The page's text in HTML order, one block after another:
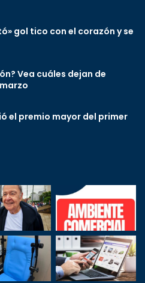
gol tico con el corazón y se
Vea cuáles dejan de
el premio mayor del primer